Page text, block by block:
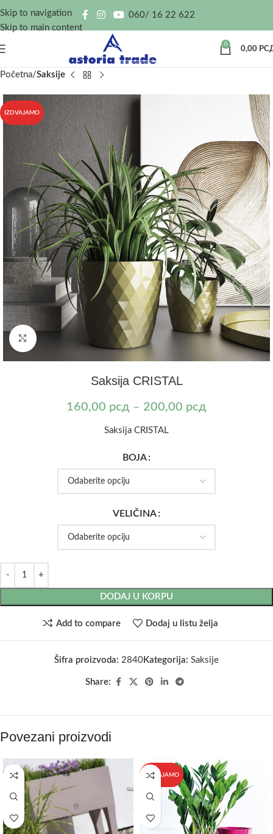
Skip to navigation
Skip to main content
060/ 16 22 622
0
0,00
Početna Saksije
IZDVAJAMO
Kliknite za uvećanje
Saksija CRISTAL
160,00 рсд – 200,00 рсд
Saksija CRISTAL
BOJA
VELIČINA
DODAJ U KORPU
Add to compare Dodaj u listu želja
Šifra proizvoda: 2840 Kategorija: Saksije
Share:
Povezani proizvodi
IZDVAJAMO